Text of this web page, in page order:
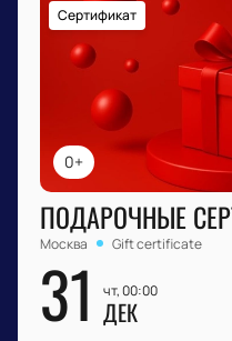
0+
Сертификат
ПОДАРОЧНЫЕ
Москва Gift certificate
31 чт, 00:00
ДЕК